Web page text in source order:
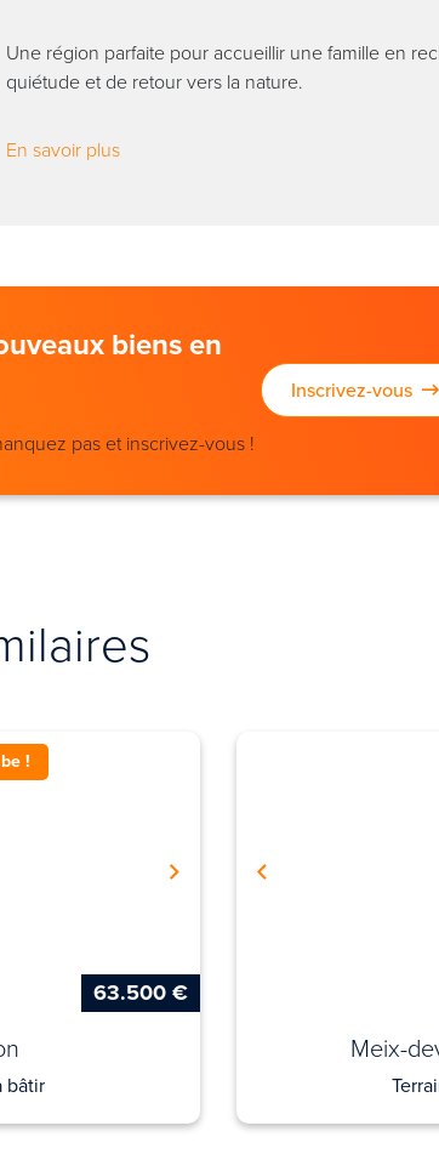
Une région parfaite pour accueillir une famille en
quiétude et de retour vers la nature.
En savoir plus
biens en
pas et inscrivez-vous !
Inscrivez-vous
!
63.500 €
bâtir
Meix-